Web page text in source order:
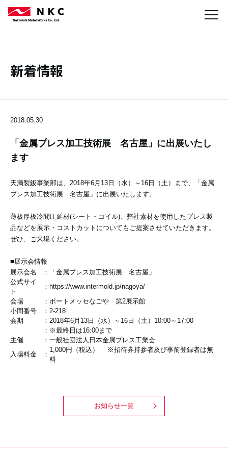
新着情報
2018.05.30
「金属プレス加工技術展 名古屋」に出展いたし
ます
天満製鈑事業部は、2018年6月13日（水）～16日（土）まで、「金属
プレス加工技術展 名古屋」に出展いたします。
薄板厚板冷間圧延材(シート・コイル)、弊社素材を使用したプレス製
品などを展示・コストカットについてもご提案させていただきます。
ぜひ、ご来場ください。
■展示会情報
展示会名
：
「金属プレス加工技術展 名古屋」
公式サイ
ト
： https://www.intermold.jp/nagoya/
会場
： ポートメッセなごや 第2展示館
小間番号
： 2-218
会期
： 2018年6月13日（水）～16日（土）10:00～17:00
： ※最終日は16:00まで
主催
： 一般社団法人日本金属プレス工業会
入場料金
：
1,000円（税込） ※招待券持参者及び事前登録者は無
料
お知らせ一覧